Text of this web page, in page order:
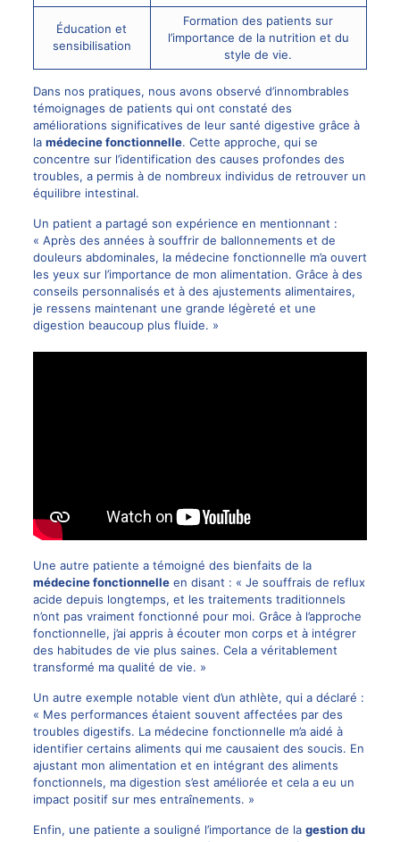
Éducation et
sensibilisation
Formation des patients sur
l’importance de la nutrition et du
style de vie.
Dans nos pratiques, nous avons observé d’innombrables
témoignages de patients qui ont constaté des
améliorations significatives de leur santé digestive grâce à
la médecine fonctionnelle. Cette approche, qui se
concentre sur l’identification des causes profondes des
troubles, a permis à de nombreux individus de retrouver un
équilibre intestinal.
Un patient a partagé son expérience en mentionnant :
« Après des années à souffrir de ballonnements et de
douleurs abdominales, la médecine fonctionnelle m’a ouvert
les yeux sur l’importance de mon alimentation. Grâce à des
conseils personnalisés et à des ajustements alimentaires,
je ressens maintenant une grande légèreté et une
digestion beaucoup plus fluide. »
Une autre patiente a témoigné des bienfaits de la
médecine fonctionnelleen disant : « Je souffrais de reflux
acide depuis longtemps, et les traitements traditionnels
n’ont pas vraiment fonctionné pour moi. Grâce à l’approche
fonctionnelle, j’ai appris à écouter mon corps et à intégrer
des habitudes de vie plus saines. Cela a véritablement
transformé ma qualité de vie. »
Un autre exemple notable vient d’un athlète, qui a déclaré :
« Mes performances étaient souvent affectées par des
troubles digestifs. La médecine fonctionnelle m’a aidé à
identifier certains aliments qui me causaient des soucis. En
ajustant mon alimentation et en intégrant des aliments
fonctionnels, ma digestion s’est améliorée et cela a eu un
impact positif sur mes entraînements. »
Enfin, une patiente a souligné l’importance de la gestion du